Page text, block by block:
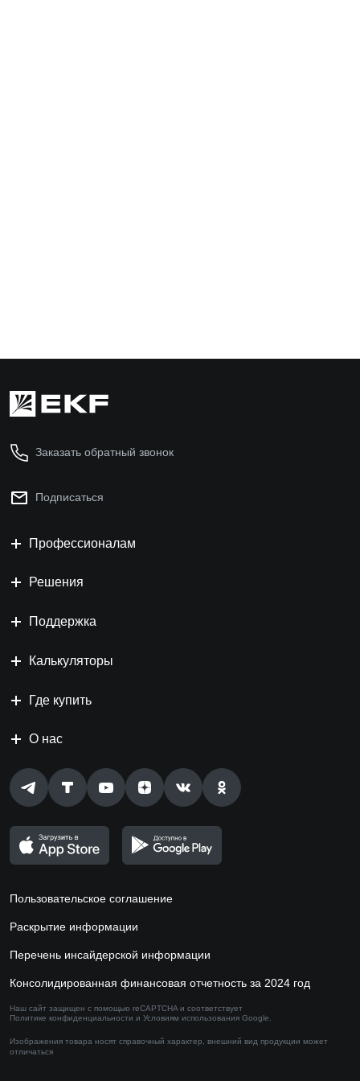
Заказать обратный звонок
Подписаться
Профессионалам
Решения
Поддержка
Калькуляторы
Где купить
О нас
Пользовательское соглашение
Раскрытие информации
Перечень инсайдерской информации
Консолидированная финансовая отчетность за 2024 год
Наш сайт защищен с помощью reCAPTCHA и соответствует
Политике конфиденциальности и Условиям использования Google.
Изображения товара носят справочный характер, внешний вид продукции может
отличаться